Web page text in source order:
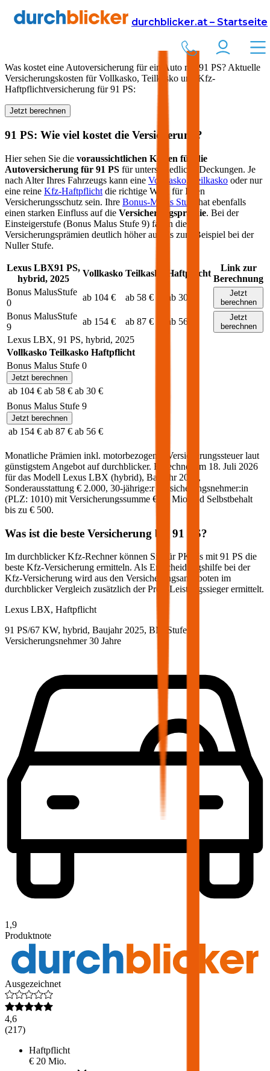
durchblicker.at – Startseite
Versicherung Autoversicherung
PS in Österreich
Was kostet eine Autoversicherung für ein Auto mit 91 PS? Aktuelle
Versicherungskosten für Vollkasko, Teilkasko und Kfz-
Haftpflichtversicherung für91 PS:
Jetzt berechnen
91 PS: Wie viel kostet die Versicherung?
Hier sehen Sie die voraussichtlichen Kosten für die
Autoversicherung für 91 PS für unterschiedliche Deckungen. Je
nach Alter Ihres Fahrzeugs kann eine Vollkasko, Teilkasko oder nur
eine reine Kfz-Haftpflicht die richtige Wahl für Ihren
Versicherungsschutz sein. Ihre Bonus-Malus Stufe
hat ebenfalls
einen starken Einfluss auf die Versicherungsprämie. Bei der
Einsteigerstufe (Bonus Malus Stufe 9) fallen die
Versicherungsprämien deutlich höher aus als zum Beispiel bei der
Nuller Stufe.
Lexus LBX91 PS,
hybrid, 2025
Vollkasko Teilkasko Haftpflicht
Link zur
Berechnung
Bonus MalusStufe
0
ab 104 € ab 58 € ab 30 €
Jetzt
berechnen
Bonus MalusStufe
9
ab 154 € ab 87 € ab 56 €
Jetzt
berechnen
Lexus LBX, 91 PS, hybrid, 2025
Vollkasko Teilkasko Haftpflicht
Bonus Malus Stufe 0
Jetzt berechnen
ab 104 € ab 58 € ab 30 €
Bonus Malus Stufe 9
Jetzt berechnen
ab 154 € ab 87 € ab 56 €
Monatliche Prämien inkl. motorbezogener Versicherungssteuer laut
günstigstem Angebot auf durchblicker. Berechnet am 18. Juli 2026
für das Modell Lexus LBX (hybrid), Baujahr 2025 ,
Sonderausstattung € 2.000, 30-jährige:rVersicherungsnehmer:in
(PLZ: 1010) mit Versicherungssumme € 20 Mio und Selbstbehalt
bis zu € 500.
Was ist die beste Versicherung bei 91 PS?
Im durchblicker Kfz-Rechner können Sie für PKWs mit 91 PS die
beste Kfz-Versicherung ermitteln. Als Entscheidungshilfe bei der
Kfz-Versicherung wird aus den Versicherungsangeboten im
durchblicker Vergleich zusätzlich der Preis-Leistungssieger ermittelt.
Lexus LBX, Haftpflicht
91 PS/67 KW, hybrid, Baujahr 2025, BM-Stufe
Versicherungsnehmer 30 Jahre
1,9
Produktnote
Ausgezeichnet
4,6
(217)
Haftpflicht
€ 20 Mio.